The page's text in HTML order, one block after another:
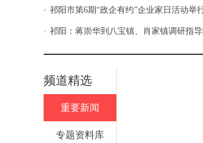
祁阳市第6期“政企有约”企业家日活动举
祁阳：蒋崇华到八宝镇、肖家镇调研指
频道精选
重要新闻
专题资料库